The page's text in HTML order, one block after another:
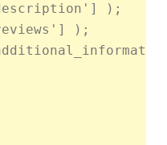
// Verwijder de omschrijving
de reviews tab
);  	// Verwijder de extra